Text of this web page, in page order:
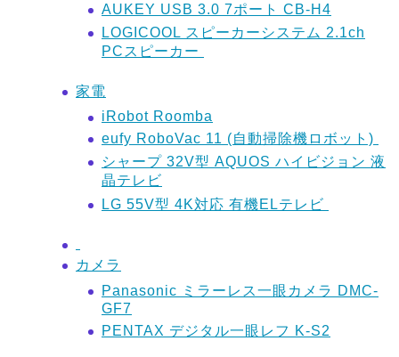
AUKEY USB 3.0 7ポート CB-H4
LOGICOOL スピーカーシステム 2.1ch
PCスピーカー
家電
iRobot Roomba
eufy RoboVac 11 (自動掃除機ロボット)
シャープ 32V型 AQUOS ハイビジョン 液
晶テレビ
LG 55V型 4K対応 有機ELテレビ
カメラ
Panasonic ミラーレス一眼カメラ DMC-
GF7
PENTAX デジタル一眼レフ K-S2